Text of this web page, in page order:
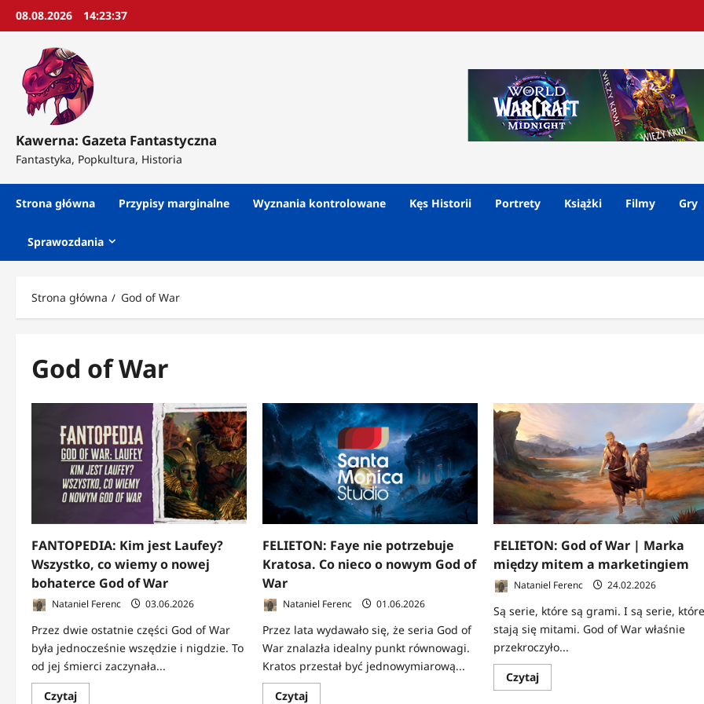
Przejdź
08.08.2026 14:23:39
Kawerna: Gazeta Fantastyczna
Fantastyka, Popkultura, Historia
Strona główna Przypisy marginalne Wyznania kontrolowane Kęs Historii Portrety Książki Filmy Gry
Sprawozdania
Strona główna God of War
God of War
FANTOPEDIA: Kim jest Laufey?
Wszystko, co wiemy o nowej
bohaterce God of War
Nataniel Ferenc 03.06.2026
Przez dwie ostatnie części God of War
była jednocześnie wszędzie i nigdzie. To
od jej śmierci zaczynała...
CzytajDowiedz
FELIETON: Faye nie potrzebuje
Kratosa. Co nieco o nowym God of
War
Nataniel Ferenc 01.06.2026
Przez lata wydawało się, że seria God of
War znalazła idealny punkt równowagi.
Kratos przestał być jednowymiarową...
CzytajDowiedz
FELIETON: God of War | Marka
między mitem a marketingiem
Nataniel Ferenc 24.02.2026
Są serie, które są grami. I są serie,
stają się mitami. God of War właśnie
przekroczyło...
CzytajDowiedz
się